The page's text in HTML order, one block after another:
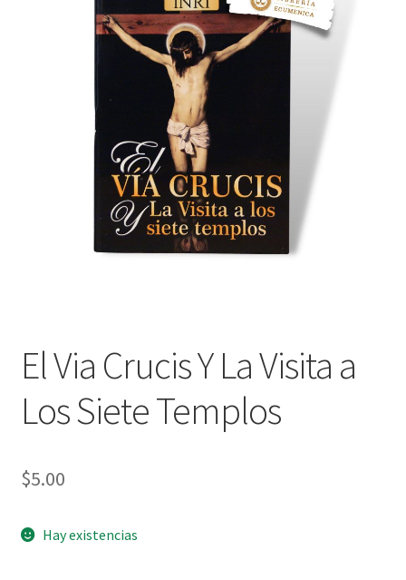
¿Quienes somos?
Política de privacidad
El Via Crucis Y La Visita a
Los Siete Templos
$5.00
Hay existencias